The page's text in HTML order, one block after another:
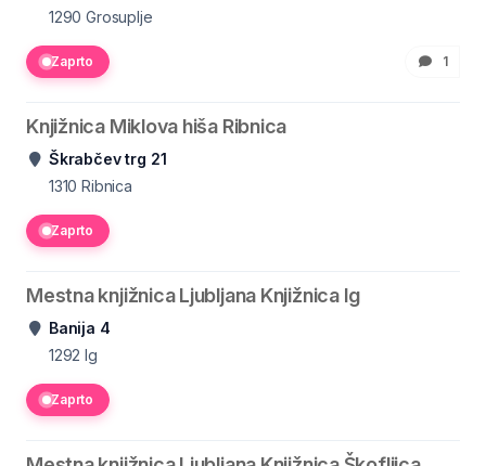
1290 Grosuplje
Zaprto 1
Knjižnica Miklova hiša Ribnica
Škrabčev trg 21
1310 Ribnica
Zaprto
Mestna knjižnica Ljubljana Knjižnica Ig
Banija 4
1292 Ig
Zaprto